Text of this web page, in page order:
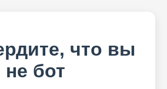
что вы
не бот